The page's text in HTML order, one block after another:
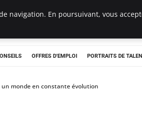
OFFRES D'EMPLOI PORTRAITS DE
un monde en constante évolution
navigation. En poursuivant, vous